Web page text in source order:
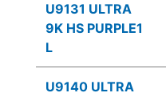
U9131 ULTRA
9K HS PURPLE1
L
U9140 ULTRA